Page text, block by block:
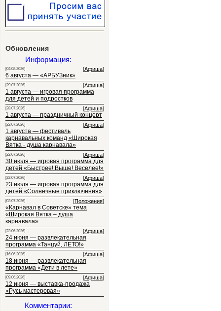
Обновления
Информация:
[04.08.2026] [Афиша]
6 августа — «АРБУЗник»
[29.07.2026] [Афиша]
1 августа — игровая программа
для детей и подростков
[28.07.2026] [Афиша]
1 августа — праздничный концерт
[22.07.2026] [Афиша]
1 августа — фестиваль
карнавальных команд «Широкая
Вятка - душа карнавала»
[22.07.2026] [Афиша]
30 июля — игровая программа для
детей «Быстрее! Выше! Веселее!»
[22.07.2026] [Афиша]
23 июля — игровая программа для
детей «Солнечные приключения»
[03.07.2026] [Положения]
«Карнавал в Советске» тема
«Широкая Вятка – душа
карнавала»
[23.06.2026] [Афиша]
24 июня — развлекательная
программа «Танцуй, ЛЕТО!»
[16.06.2026] [Афиша]
18 июня — развлекательная
программа «Дети в лете»
[09.06.2026] [Афиша]
12 июня — выставка-продажа
«Русь мастеровая»
Комментарии: